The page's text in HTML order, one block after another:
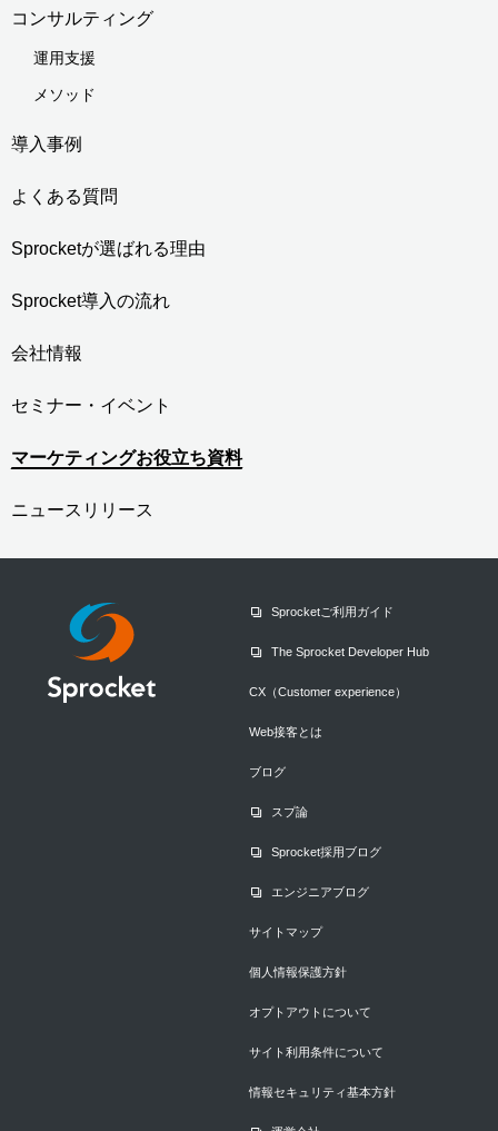
コンサルティング
運用支援
メソッド
導入事例
よくある質問
Sprocketが選ばれる理由
Sprocket導入の流れ
会社情報
セミナー・イベント
マーケティングお役立ち資料
ニュースリリース
Sprocketご利用ガイド
The Sprocket Developer Hub
CX（Customer experience）
Web接客とは
ブログ
スプ論
Sprocket採用ブログ
エンジニアブログ
サイトマップ
個人情報保護方針
オプトアウトについて
サイト利用条件について
情報セキュリティ基本方針